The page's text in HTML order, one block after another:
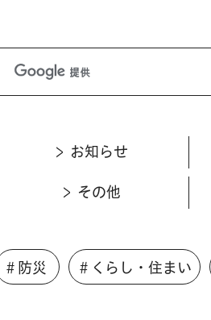
お知らせ
その他
＃防災 ＃くらし・住まい